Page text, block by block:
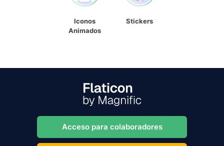
Iconos
Animados
Stickers
Acceso para colaboradores